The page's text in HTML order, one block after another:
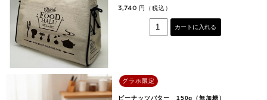
3,740 円（税込）
カートに入れる
グラホ限定
ピーナッツバター 150g（無加糖）